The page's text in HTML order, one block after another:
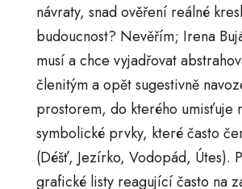
návraty, snad ověření reálné
budoucnost? Nevěřím; Irena
musí a chce vyjadřovat
členitým a opět sugestivně
prostorem, do kterého umisťuje
symbolické prvky, které často
(Déšť, Jezírko, Vodopád, Útes).
grafické listy reagující často na